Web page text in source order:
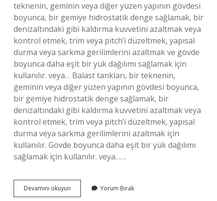
teknenin, geminin veya diğer yüzen yapının gövdesi
boyunca, bir gemiye hidrostatik denge sağlamak, bir
denizaltındaki gibi kaldırma kuvvetini azaltmak veya
kontrol etmek, trim veya pitch’i düzeltmek, yapısal
durma veya sarkma gerilimlerini azaltmak ve gövde
boyunca daha eşit bir yük dağılımı sağlamak için
kullanılır. veya… Balast tankları, bir teknenin,
geminin veya diğer yüzen yapının gövdesi boyunca,
bir gemiye hidrostatik denge sağlamak, bir
denizaltındaki gibi kaldırma kuvvetini azaltmak veya
kontrol etmek, trim veya pitch’i düzeltmek, yapısal
durma veya sarkma gerilimlerini azaltmak için
kullanılır. Gövde boyunca daha eşit bir yük dağılımı
sağlamak için kullanılır. veya……
Devamını okuyun
Balast
Yorum Bırak